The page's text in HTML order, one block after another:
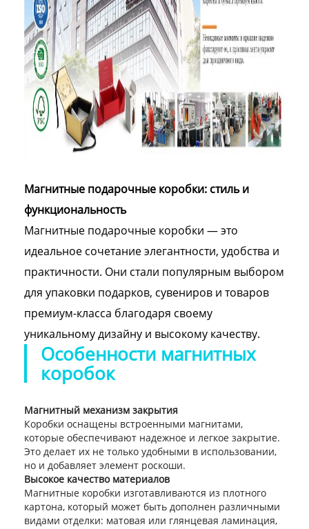
Магнитные подарочные коробки: стиль и
функциональность
Магнитные подарочные коробки — это
идеальное сочетание элегантности, удобства и
практичности. Они стали популярным выбором
для упаковки подарков, сувениров и товаров
премиум-класса благодаря своему
уникальному дизайну и высокому качеству.
Особенности магнитных
коробок
Магнитный механизм закрытия
Коробки оснащены встроенными магнитами,
которые обеспечивают надежное и легкое закрытие.
Это делает их не только удобными в использовании,
но и добавляет элемент роскоши.
Высокое качество материалов
Магнитные коробки изготавливаются из плотного
картона, который может быть дополнен различными
видами отделки: матовая или глянцевая ламинация,